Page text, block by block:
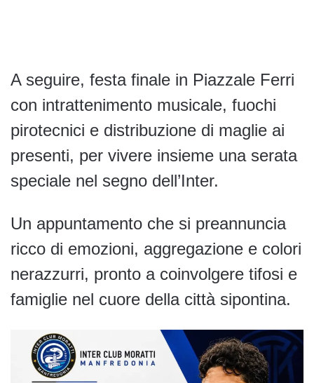
A seguire, festa finale in Piazzale Ferri
con intrattenimento musicale, fuochi
pirotecnici e distribuzione di maglie ai
presenti, per vivere insieme una serata
speciale nel segno dell’Inter.
Un appuntamento che si preannuncia
ricco di emozioni, aggregazione e colori
nerazzurri, pronto a coinvolgere tifosi e
famiglie nel cuore della città sipontina.